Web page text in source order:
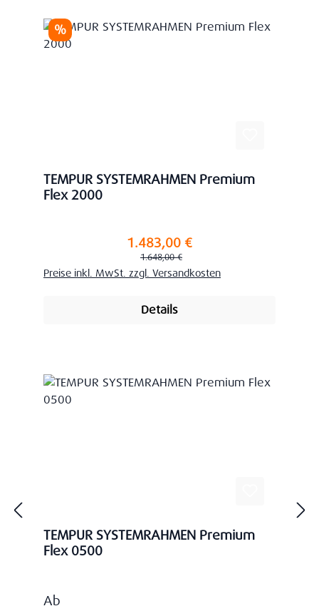
Rabatt
%
TEMPUR SYSTEMRAHMEN Premium
Flex 2000
Verkaufspreis:1.483,00 €
Regulärer Preis:
1.648,00 €
Preise inkl. MwSt. zzgl. Versandkosten
Details
TEMPUR SYSTEMRAHMEN Premium
Flex 0500
Regulärer Preis:
Ab